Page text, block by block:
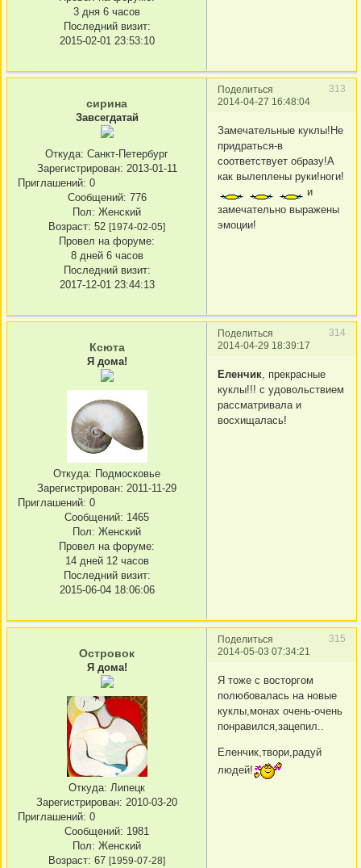
3 дня 6 часов
Последний визит:
2015-02-01 23:53:10
Поделиться
313
2014-04-27 16:48:04
сирина
Завсегдатай
Откуда: Санкт-Петербург
Зарегистрирован: 2013-01-11
Приглашений: 0
Сообщений: 776
Пол: Женский
Возраст: 52 [1974-02-05]
Провел на форуме:
8 дней 6 часов
Последний визит:
2017-12-01 23:44:13
Замечательные куклы!Не
придраться-в
соответствует образу!А
как вылеплены руки!ноги!
и
замечательно выражены
эмоции!
Поделиться
314
2014-04-29 18:39:17
Ксюта
Я дома!
Откуда: Подмосковье
Зарегистрирован: 2011-11-29
Приглашений: 0
Сообщений: 1465
Пол: Женский
Провел на форуме:
14 дней 12 часов
Последний визит:
2015-06-04 18:06:06
Еленчик , прекрасные
куклы!!! с удовольствием
рассматривала и
восхищалась!
Поделиться
315
2014-05-03 07:34:21
Островок
Я дома!
Откуда: Липецк
Зарегистрирован: 2010-03-20
Приглашений: 0
Сообщений: 1981
Пол: Женский
Возраст: 67 [1959-07-28]
Я тоже с восторгом
полюбовалась на новые
куклы,монах очень-очень
понравился,зацепил..
Еленчик,твори,радуй
людей!